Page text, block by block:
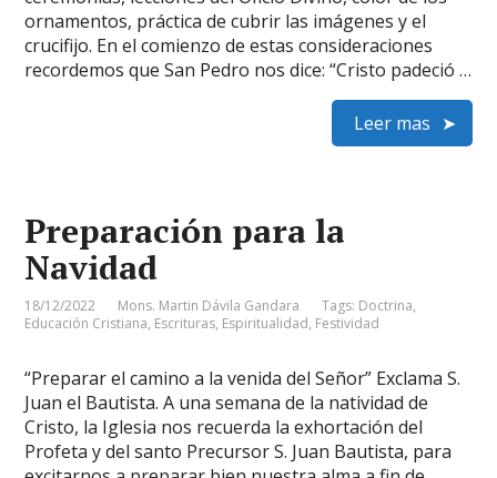
ornamentos, práctica de cubrir las imágenes y el
crucifijo. En el comienzo de estas consideraciones
recordemos que San Pedro nos dice: “Cristo padeció …
Leer mas
Preparación para la
Navidad
18/12/2022 Mons. Martin Dávila Gandara Tags: Doctrina,
Educación Cristiana, Escrituras, Espiritualidad, Festividad
“Preparar el camino a la venida del Señor” Exclama S.
Juan el Bautista. A una semana de la natividad de
Cristo, la Iglesia nos recuerda la exhortación del
Profeta y del santo Precursor S. Juan Bautista, para